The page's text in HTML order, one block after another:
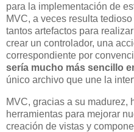
para la implementación de
MVC, a veces resulta
tantos artefactos para
crear un controlador, una
correspondiente por
sería mucho más sencillo
único archivo que une la
MVC, gracias a su madurez,
herramientas para mejorar
creación de vistas y